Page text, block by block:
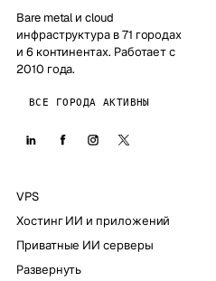
Bare metal и cloud
инфраструктура в 71 городах
и 6 континентах. Работает с
2010 года.
ВСЕ ГОРОДА АКТИВНЫ
VPS
Хостинг ИИ и приложений
Приватные ИИ серверы
Развернуть